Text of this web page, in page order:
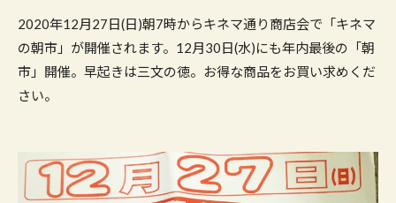
2020年12月27日(日)朝7時からキネマ通り商店会で「キネマ
の朝市」が開催されます。12月30日(水)にも年内最後の「朝
市」開催。早起きは三文の徳。お得な商品をお買い求めくだ
さい。